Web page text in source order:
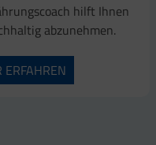
hilft Ihnen
abzunehmen.
ERFAHREN